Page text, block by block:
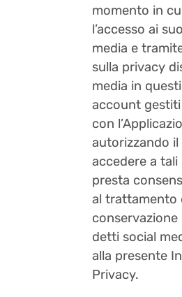
momento in
l’accesso ai
media e
sulla privacy
media in
account gestiti
con
autorizzando il
accedere a tali
presta
al trattamento
detti social
alla presente
Privacy.